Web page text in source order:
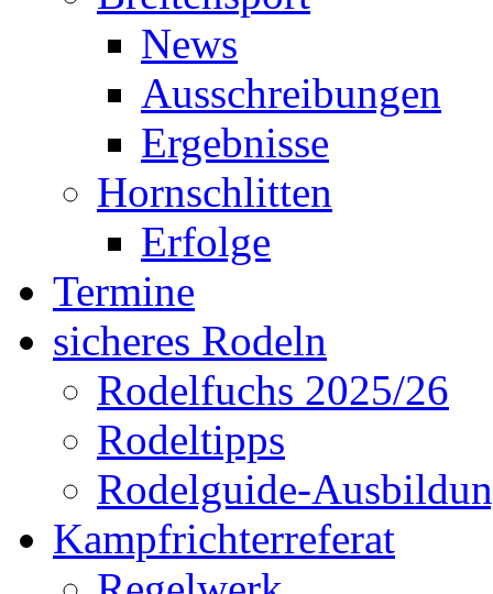
News
Ausschreibungen
Ergebnisse
Hornschlitten
Erfolge
Termine
sicheres Rodeln
Rodelfuchs 2025/26
Rodeltipps
Rodelguide-
Kampfrichterreferat